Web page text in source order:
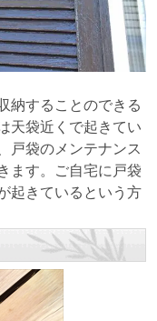
納することのできる
天袋近くで起きてい
戸袋のメンテナンス
ます。ご自宅に戸袋
起きているという方